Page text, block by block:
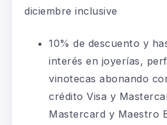
diciembre inclusive
10% de descuento y
interés en joyerías,
vinotecas abonando
crédito Visa y
Mastercard y Maestro